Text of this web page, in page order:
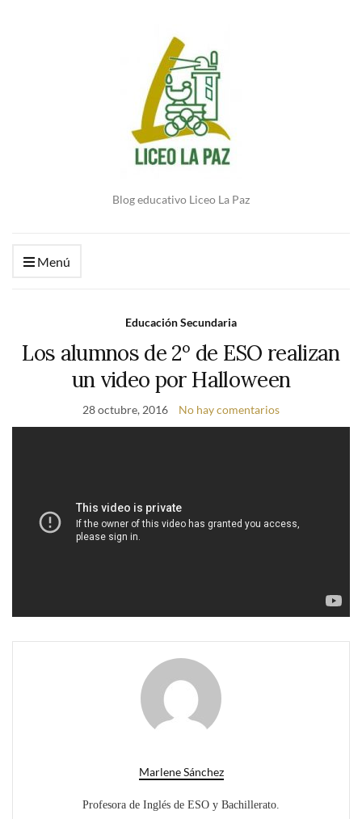
Blog educativo Liceo La Paz
Menú
Educación Secundaria
Los alumnos de 2º de ESO realizan
un video por Halloween
28 octubre, 2016 No hay comentarios
Marlene Sánchez
Profesora de Inglés de ESO y Bachillerato.